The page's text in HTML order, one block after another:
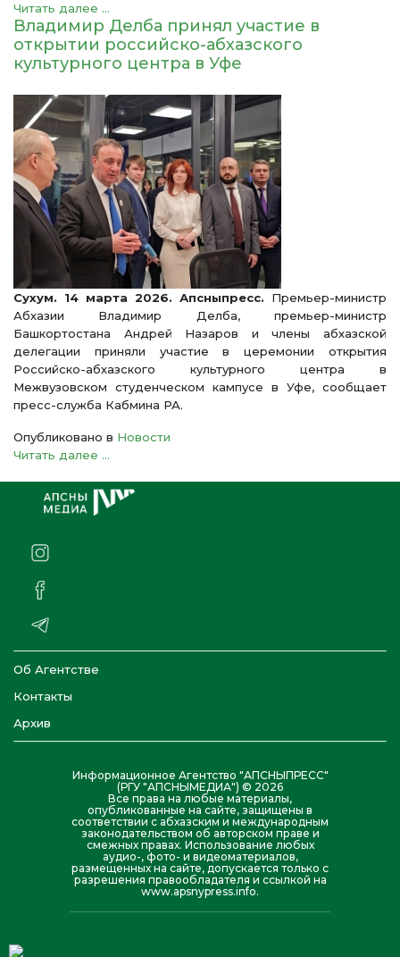
Читать далее ...
Владимир Делба принял участие в
открытии российско-абхазского
культурного центра в Уфе
Сухум. 14 марта 2026. Апсныпресс. Премьер-министр
Абхазии Владимир Делба, премьер-министр
Башкортостана Андрей Назаров и члены абхазской
делегации приняли участие в церемонии открытия
Российско-абхазского культурного центра в
Межвузовском студенческом кампусе в Уфе, сообщает
пресс-служба Кабмина РА.
Опубликовано в Новости
Читать далее ...
Об Агентстве
Контакты
Архив
Информационное Агентство "АПСНЫПРЕСС"
(РГУ "АПСНЫМЕДИА") © 2026
Все права на любые материалы,
опубликованные на сайте, защищены в
соответствии с абхазским и международным
законодательством об авторском праве и
смежных правах. Использование любых
аудио-, фото- и видеоматериалов,
размещенных на сайте, допускается только с
разрешения правообладателя и ссылкой на
www.apsnypress.info.